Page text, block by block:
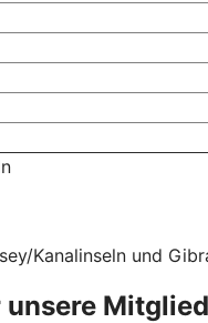
Kanalinseln und
unsere